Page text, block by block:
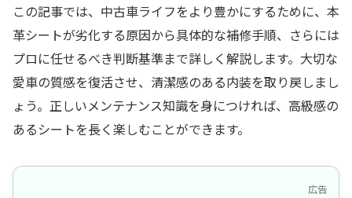
この記事では、中古車ライフをより豊かにするために、本
革シートが劣化する原因から具体的な補修手順、さらには
プロに任せるべき判断基準まで詳しく解説します。大切な
愛車の質感を復活させ、清潔感のある内装を取り戻しまし
ょう。正しいメンテナンス知識を身につければ、高級感の
あるシートを長く楽しむことができます。
広告